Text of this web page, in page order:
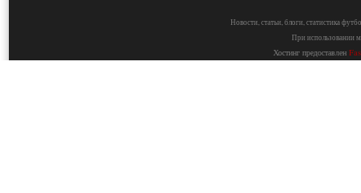
Новости, статьи, блоги, статистика
При использовании
Хостинг предоставлен